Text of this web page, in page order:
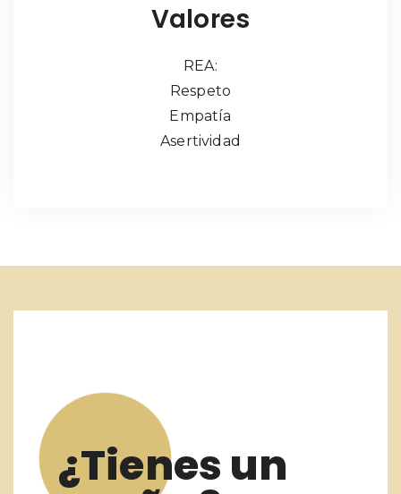
Valores
REA:
Respeto
Empatía
Asertividad
¿Tienes un